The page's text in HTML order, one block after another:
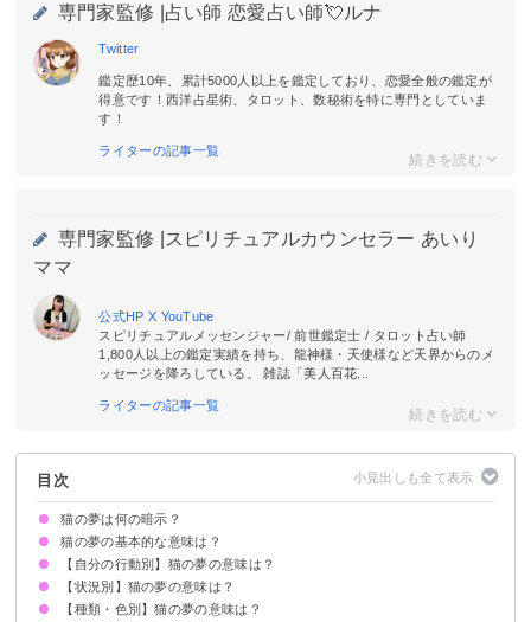
専門家監修 | 占い師 恋愛占い師💘ルナ
Twitter
鑑定歴10年、累計5000人以上を鑑定しており、恋愛全般の鑑定が
得意です！西洋占星術、タロット、数秘術を特に専門としていま
す！
ライターの記事一覧
専門家監修 |
スピリチュアルカウンセラー あいり
ママ
公式HP X YouTube
スピリチュアルメッセンジャー/ 前世鑑定士 / タロット占い師
1,800人以上の鑑定実績を持ち、龍神様・天使様など天界からのメ
ッセージを降ろしている。 雑誌「美人百花...
ライターの記事一覧
目次
猫の夢は何の暗示？
猫の夢の基本的な意味は？
女性の象徴
男性が見ると女性トラブルの暗示
女性が見ると同性間のトラブル
初夢で見るとその年は苦労が増える
状況によって意味が決まる
【自分の行動別】猫の夢の意味は？
猫を飼う夢【吉夢】
猫を拾う夢【吉夢】
猫を抱っこする夢【警告夢】
猫を助ける夢【警告夢】
猫を撫でる夢【吉夢】
猫に餌をあげる夢【警告夢】
猫を洗う夢【吉夢】
猫を食べる夢【警告夢】
猫を探す夢【吉夢】
猫と話す夢【吉夢】
猫と遊ぶ夢【吉夢】
猫を殺す夢【吉夢】
猫と寝る夢【吉夢】
猫をいじめる夢【吉夢】
猫を捕まえる夢【吉夢】
猫になる夢【警告夢】
猫から逃げる夢【警告夢】
猫を追いかける夢【吉夢】
【状況別】猫の夢の意味は？
猫に襲われる夢【警告夢】
猫に噛まれる夢【警告夢】
猫に追いかけられる夢【警告夢】
猫が死ぬ夢【吉夢】
猫が逃げる夢【警告夢】
猫が家に入ってくる夢【警告夢】
猫がなつく夢【吉夢】
猫が甘えてくる夢【警告夢】
猫がネズミを食べる夢【吉夢】
猫が人間になる夢【吉夢】
猫が喋る夢【吉夢】
猫が吐く夢【警告夢】
猫が布団に入ってくる夢【吉夢】
猫に囲まれる夢【警告夢】
猫に助けられる夢【吉夢】
猫が怪我をする夢【警告夢】
猫に威嚇される夢【警告夢】
猫が落ちる夢【警告夢】
猫が生き返る夢【警告夢】
猫が笑う夢【吉夢】
猫が喧嘩する夢【警告夢】
【種類・色別】猫の夢の意味は？